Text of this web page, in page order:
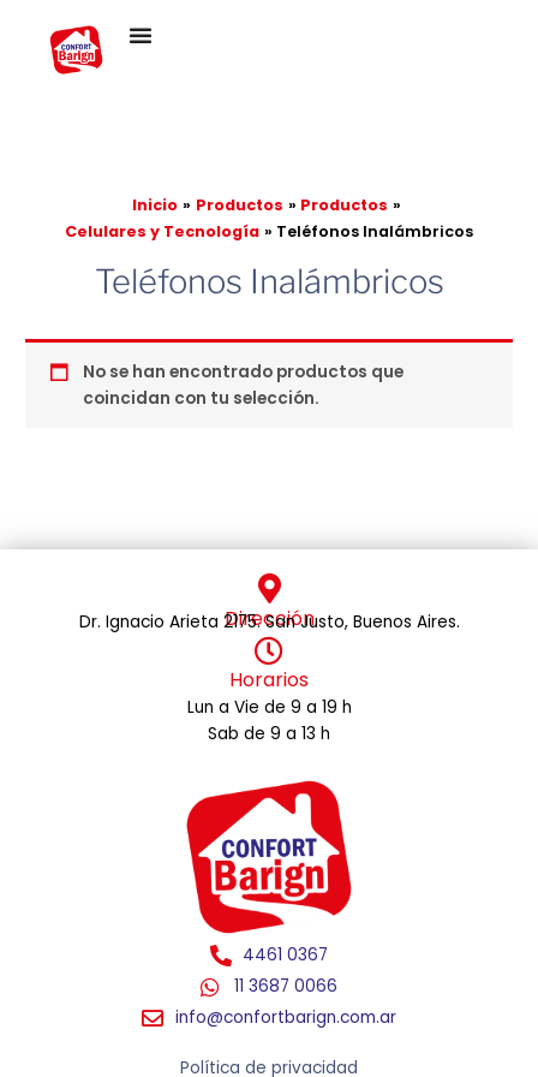
contenido
Inicio Productos
Productos
Celulares y Tecnología
Teléfonos Inalámbricos
Teléfonos Inalámbricos
No se han encontrado productos que
coincidan con tu selección.
Dirección
Dr. Ignacio Arieta 2175. San Justo, Buenos Aires.
Horarios
Lun a Vie de 9 a 19 h
Sab de 9 a 13 h
4461 0367
11 3687 0066
info@confortbarign.com.ar
Política de privacidad